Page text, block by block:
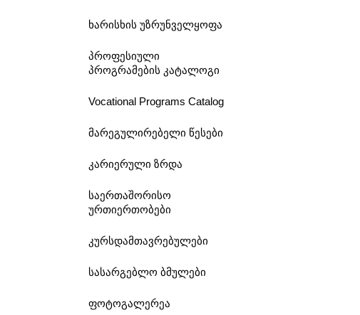
ხარისხის უზრუნველყოფა
პროფესიული
პროგრამების კატალოგი
Vocational Programs Catalog
მარეგულირებელი წესები
კარიერული ზრდა
საერთაშორისო
ურთიერთობები
კურსდამთავრებულები
სასარგებლო ბმულები
ფოტოგალერეა